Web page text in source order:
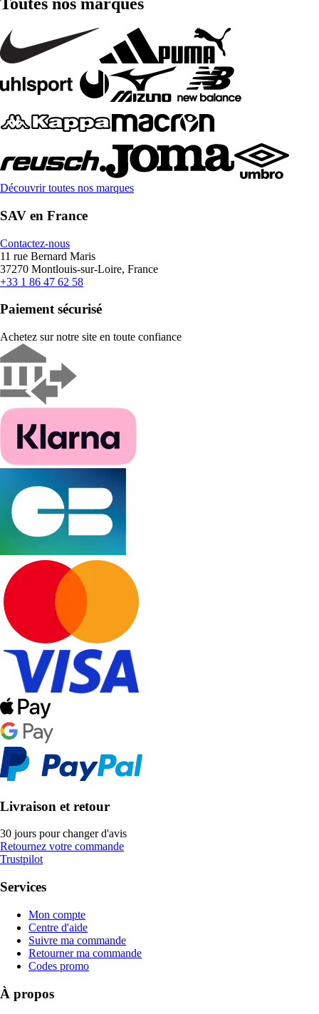
Toutes nos marques
Découvrir toutes nos marques
SAV en France
Contactez-nous
11 rue Bernard Maris
37270 Montlouis-sur-Loire, France
+33 1 86 47 62 58
Paiement sécurisé
Achetez sur notre site en toute confiance
Livraison et retour
30 jours pour changer d'avis
Retournez votre commande
Trustpilot
Services
Mon compte
Centre d'aide
Suivre ma commande
Retourner ma commande
Codes promo
À propos